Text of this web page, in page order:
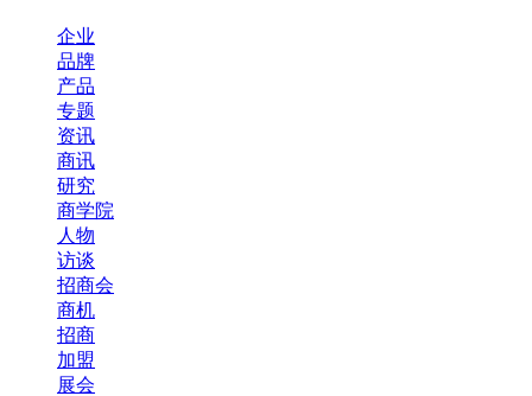
企业
品牌
产品
专题
资讯
商讯
研究
商学院
人物
访谈
招商会
商机
招商
加盟
展会